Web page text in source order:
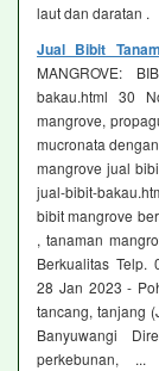
laut dan daratan .
Jual Bibit
MANGROVE:
bakau.html 30
mangrove,
mucronata
mangrove jual
jual-bibit-
bibit mangrove
, tanaman
Berkualitas Telp.
28 Jan 2023 -
tancang, tanjang
Banyuwangi
perkebunan, ...